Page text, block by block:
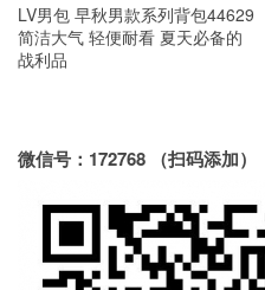
LV男包 早秋男款系列背包44629
简洁大气 轻便耐看 夏天必备的
战利品
微信号：172768 （扫码添加）